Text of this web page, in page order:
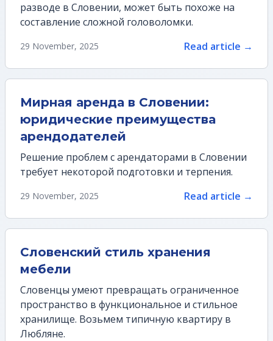
разводе в Словении, может быть похоже на
составление сложной головоломки.
29 November, 2025 Read article →
Мирная аренда в Словении:
юридические преимущества
арендодателей
Решение проблем с арендаторами в Словении
требует некоторой подготовки и терпения.
29 November, 2025 Read article →
Словенский стиль хранения
мебели
Словенцы умеют превращать ограниченное
пространство в функциональное и стильное
хранилище. Возьмем типичную квартиру в
Любляне.